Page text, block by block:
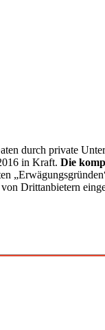
durch private
in Kraft. Die
Drittanbietern